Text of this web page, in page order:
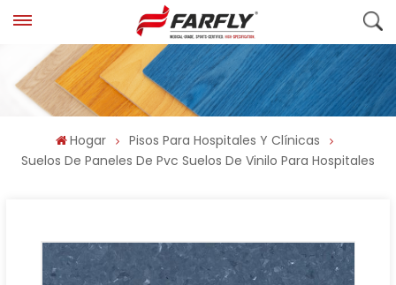
Hogar
Pisos Para Hospitales Y Clínicas
Suelos De Paneles De Pvc Suelos De Vinilo Para Hospitales